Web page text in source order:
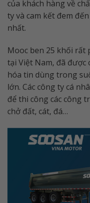
của khách hàng về
ty và cam kết đem
nhất.
Mooc ben 25 khối rất
tại Việt Nam, đã được
hóa tin dùng trong
lớn. Các công ty cá
để thi công các công
chở đất, cát, đá…